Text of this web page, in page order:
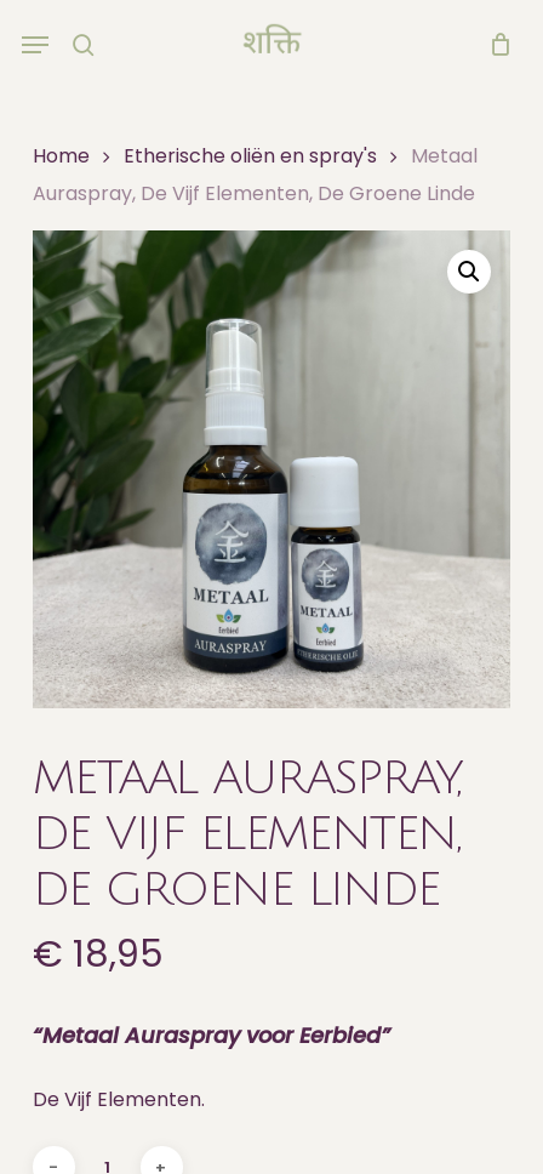
Menu
Home Etherische oliën en spray's
Metaal
Auraspray, De Vijf Elementen, De Groene Linde
METAAL AURASPRAY,
DE VIJF ELEMENTEN,
DE GROENE LINDE
€ 18,95
“Metaal Auraspray voor Eerbied”
De Vijf Elementen.